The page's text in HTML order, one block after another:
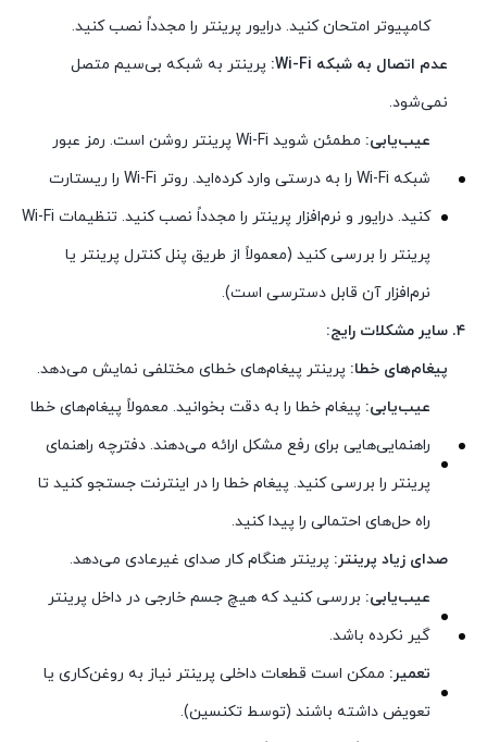
کامپیوتر امتحان کنید. درایور پرینتر را مجدداً نصب کنید.
عدم اتصال به شبکه Wi-Fi:
پرینتر به شبکه بی‌سیم متصل
نمی‌شود.
عیب‌یابی:
مطمئن شوید Wi-Fi پرینتر روشن است. رمز عبور
شبکه Wi-Fi را به درستی وارد کرده‌اید. روتر Wi-Fi را ریستارت
کنید. درایور و نرم‌افزار پرینتر را مجدداً نصب کنید. تنظیمات Wi-Fi
پرینتر را بررسی کنید (معمولاً از طریق پنل کنترل پرینتر یا
نرم‌افزار آن قابل دسترسی است).
۴. سایر مشکلات رایج:
پیغام‌های خطا: پرینتر پیغام‌های خطای مختلفی نمایش می‌دهد.
عیب‌یابی: پیغام خطا را به دقت بخوانید. معمولاً پیغام‌های خطا
راهنمایی‌هایی برای رفع مشکل ارائه می‌دهند. دفترچه راهنمای
پرینتر را بررسی کنید. پیغام خطا را در اینترنت جستجو کنید تا
راه حل‌های احتمالی را پیدا کنید.
صدای زیاد پرینتر: پرینتر هنگام کار صدای غیرعادی می‌دهد.
عیب‌یابی: بررسی کنید که هیچ جسم خارجی در داخل پرینتر
گیر نکرده باشد.
تعمیر: ممکن است قطعات داخلی پرینتر نیاز به روغن‌کاری یا
تعویض داشته باشند (توسط تکنسین).